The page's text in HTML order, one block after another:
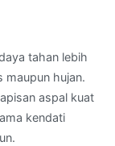
tahan lebih
maupun hujan.
aspal kuat
kendati